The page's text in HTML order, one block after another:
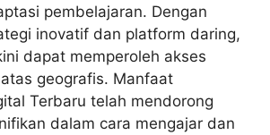
pembelajaran. Dengan
inovatif dan platform daring,
dapat memperoleh akses
geografis. Manfaat
Terbaru telah mendorong
dalam cara mengajar dan